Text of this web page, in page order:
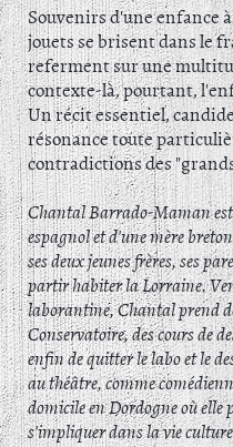
Souvenirs d'une enfance
jouets se brisent dans le
referment sur une
contexte-là, pourtant,
Un récit essentiel,
résonance toute
contradictions des
Chantal Barrado-Maman est
espagnol et d'une mère
ses deux jeunes frères, ses
partir habiter la Lorraine.
laborantine, Chantal prend
Conservatoire, des cours de
enfin de quitter le labo et le
au théâtre, comme
domicile en Dordogne où
s'impliquer dans la vie